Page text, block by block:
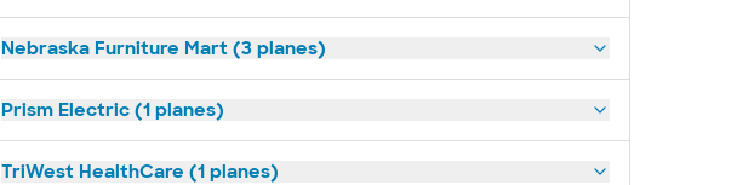
Nebraska Furniture Mart (3 planes)
Prism Electric (1 planes)
TriWest HealthCare (1 planes)